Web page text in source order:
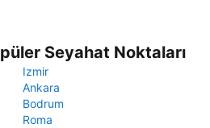
Seyahat Noktaları
Izmir
Ankara
Bodrum
Roma